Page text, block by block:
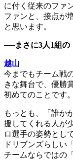
に付く従来のファ
ファンと、接点が
と思います。
──まさに3人1組の
越山
今までもチーム戦
きな舞台で、優勝
初めてのことです。
もっとも、「誰か
援してくれる人が
ロ選手の姿勢とし
ドリブンズらしい
チームならではの